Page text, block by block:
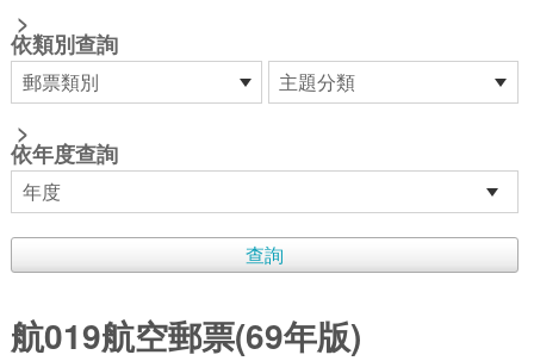
>
依類別查詢
>
依年度查詢
航019航空郵票(69年版)